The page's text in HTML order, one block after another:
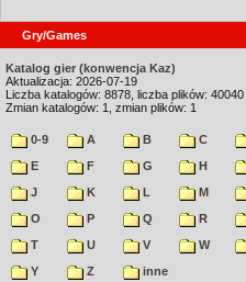
Gry/Games
Katalog gier (konwencja Kaz)
Aktualizacja: 2026-07-19
Liczba katalogów: 8878, liczba plików: 40040
Zmian katalogów: 1, zmian plików: 1
0-9 A B C
E
F G H
J
K L M
O
P Q R
T
U V W
Y
Z
inne